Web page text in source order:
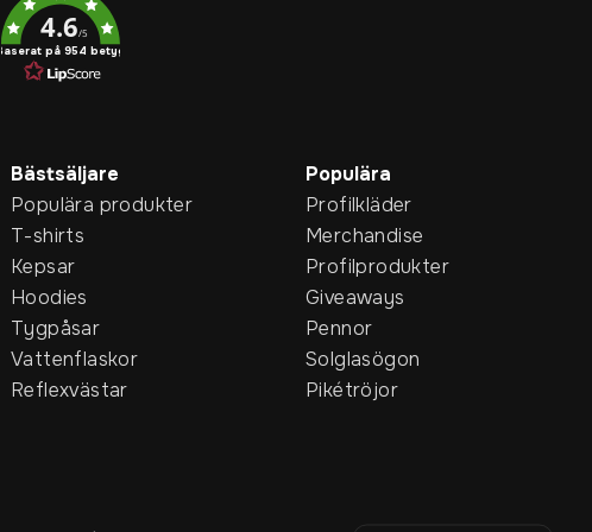
4.6/5
Baserat på 954 betyg
Bästsäljare
Populära produkter
T-shirts
Kepsar
Hoodies
Tygpåsar
Vattenflaskor
Reflexvästar
Populära
Profilkläder
Merchandise
Profilprodukter
Giveaways
Pennor
Solglasögon
Pikétröjor